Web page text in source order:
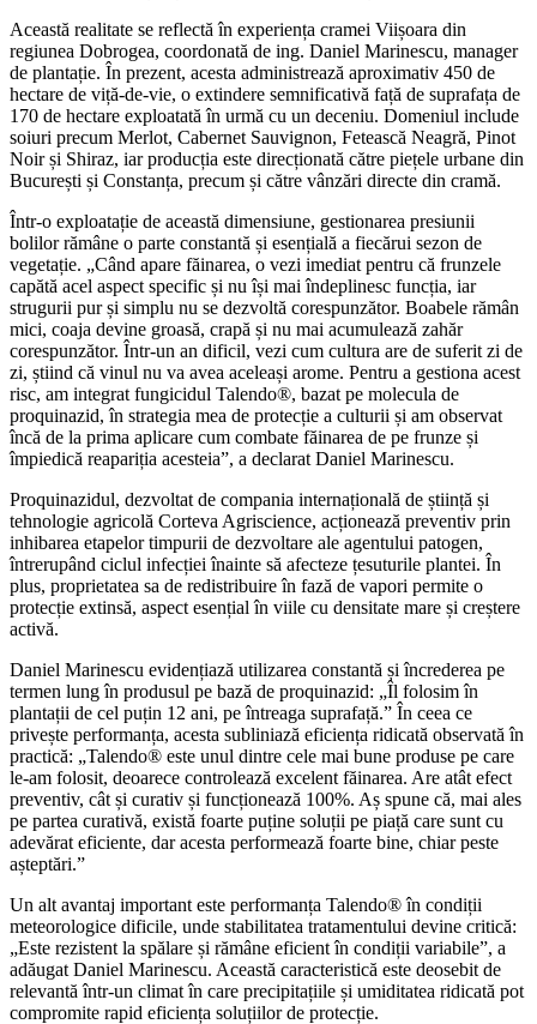
Această realitate se reflectă în experiența cramei Viișoara din
regiunea Dobrogea, coordonată de ing. Daniel Marinescu, manager
de plantație. În prezent, acesta administrează aproximativ 450 de
hectare de viță-de-vie, o extindere semnificativă față de suprafața de
170 de hectare exploatată în urmă cu un deceniu. Domeniul include
soiuri precum Merlot, Cabernet Sauvignon, Fetească Neagră, Pinot
Noir și Shiraz, iar producția este direcționată către piețele urbane din
București și Constanța, precum și către vânzări directe din cramă.
Într-o exploatație de această dimensiune, gestionarea presiunii
bolilor rămâne o parte constantă și esențială a fiecărui sezon de
vegetație. „Când apare făinarea, o vezi imediat pentru că frunzele
capătă acel aspect specific și nu își mai îndeplinesc funcția, iar
strugurii pur și simplu nu se dezvoltă corespunzător. Boabele rămân
mici, coaja devine groasă, crapă și nu mai acumulează zahăr
corespunzător. Într-un an dificil, vezi cum cultura are de suferit zi de
zi, știind că vinul nu va avea aceleași arome. Pentru a gestiona acest
risc, am integrat fungicidul Talendo®, bazat pe molecula de
proquinazid, în strategia mea de protecție a culturii și am observat
încă de la prima aplicare cum combate făinarea de pe frunze și
împiedică reapariția acesteia”, a declarat Daniel Marinescu.
Proquinazidul, dezvoltat de compania internațională de știință și
tehnologie agricolă Corteva Agriscience, acționează preventiv prin
inhibarea etapelor timpurii de dezvoltare ale agentului patogen,
întrerupând ciclul infecției înainte să afecteze țesuturile plantei. În
plus, proprietatea sa de redistribuire în fază de vapori permite o
protecție extinsă, aspect esențial în viile cu densitate mare și creștere
activă.
Daniel Marinescu evidențiază utilizarea constantă și încrederea pe
termen lung în produsul pe bază de proquinazid: „Îl folosim în
plantații de cel puțin 12 ani, pe întreaga suprafață.” În ceea ce
privește performanța, acesta subliniază eficiența ridicată observată în
practică: „Talendo® este unul dintre cele mai bune produse pe care
le-am folosit, deoarece controlează excelent făinarea. Are atât efect
preventiv, cât și curativ și funcționează 100%. Aș spune că, mai ales
pe partea curativă, există foarte puține soluții pe piață care sunt cu
adevărat eficiente, dar acesta performează foarte bine, chiar peste
așteptări.”
Un alt avantaj important este performanța Talendo® în condiții
meteorologice dificile, unde stabilitatea tratamentului devine critică:
„Este rezistent la spălare și rămâne eficient în condiții variabile”, a
adăugat Daniel Marinescu. Această caracteristică este deosebit de
relevantă într-un climat în care precipitațiile și umiditatea ridicată pot
compromite rapid eficiența soluțiilor de protecție.